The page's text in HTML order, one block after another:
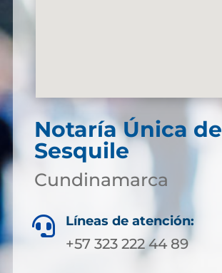
Notaría Única de
Sesquile
Cundinamarca
 Líneas de atención:
+57 323 222 44 89